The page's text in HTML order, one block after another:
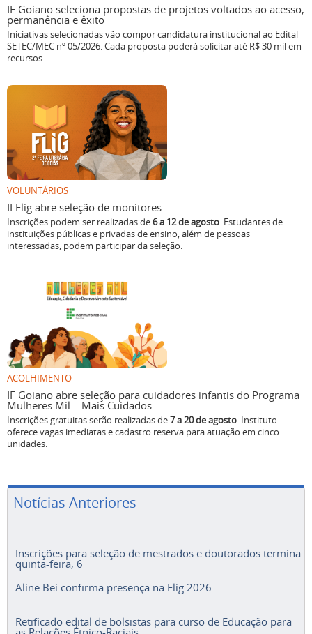
IF Goiano seleciona propostas de projetos voltados ao acesso,
permanência e êxito
Iniciativas selecionadas vão compor candidatura institucional ao Edital
SETEC/MEC nº 05/2026. Cada proposta poderá solicitar até R$ 30 mil em
recursos.
VOLUNTÁRIOS
II Flig abre seleção de monitores
Inscrições podem ser realizadas de6 a 12 de agosto. Estudantes de
instituições públicas e privadas de ensino, além de pessoas
interessadas, podem participar da seleção.
ACOLHIMENTO
IF Goiano abre seleção para cuidadores infantis do Programa
Mulheres Mil – Mais Cuidados
Inscrições gratuitas serão realizadas de7 a 20 de agosto. Instituto
oferece vagas imediatas e cadastro reserva para atuação em cinco
unidades.
Notícias Anteriores
Inscrições para seleção de mestrados e doutorados termina
quinta-feira, 6
Aline Bei confirma presença na Flig 2026
Retificado edital de bolsistas para curso de Educação para